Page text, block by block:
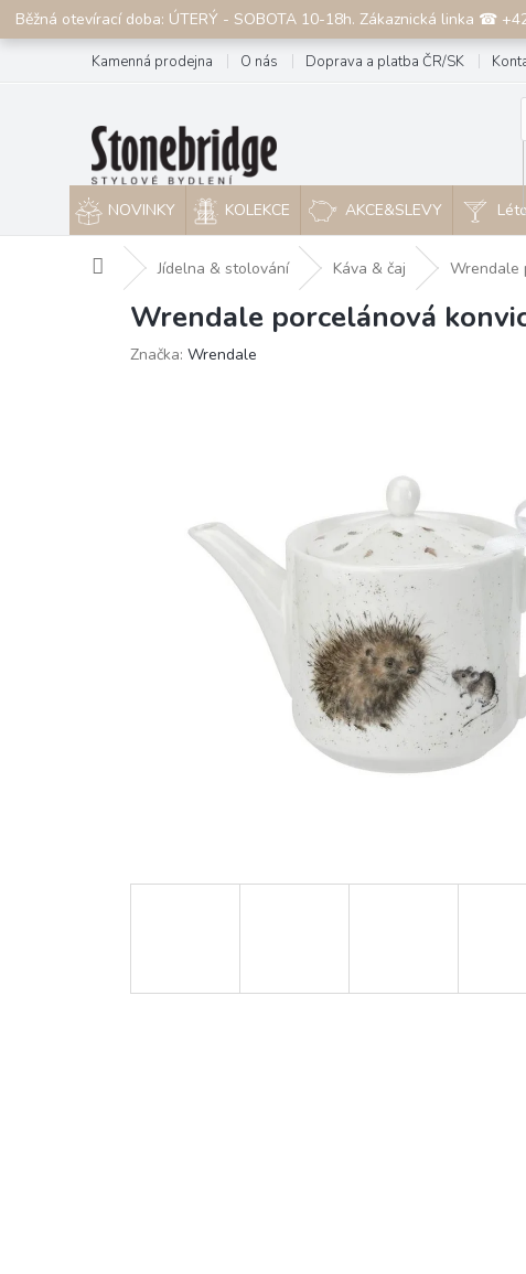
PřejítBěžná otevírací doba: ÚTERÝ - SOBOTA 10-18h. Zákaznická linka ☎
Kamenná prodejna O nás Doprava a platba ČR/SK
NOVINKY KOLEKCE AKCE&SLEVY
Domů Jídelna & stolování Káva & čaj Wrendale
Wrendale porcelánová
Značka: Wrendale